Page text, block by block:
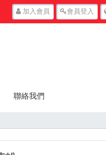
加入會員 會員登入
聯絡我們